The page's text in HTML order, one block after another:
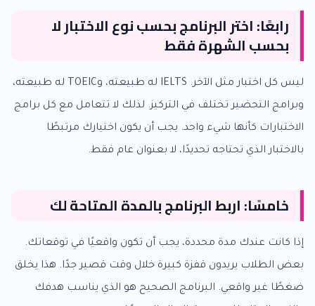
رابعًا: اختر البرنامج بحسب نوع الاختبار لا
بحسب الشهرة فقط
ليس كل اختبار مثل الآخر. IELTS له طبيعته، وTOEIC له طبيعته،
وبرامج التحضير تختلف في التركيز. لذلك لا تتعامل مع كل برامج
الاختبارات كأنها شيء واحد. يجب أن يكون اختيارك مرتبطًا
بالاختبار الذي تحتاجه تحديدًا، لا بعنوان عام فقط.
خامسًا: اربط البرنامج بالمدة المتاحة لك
إذا كانت عندك مدة محددة، يجب أن تكون واقعيًا في توقعاتك.
بعض الطلاب يريدون قفزة كبيرة خلال وقت قصير جدًا. هذا يخلق
ضغطًا غير واقعي. البرنامج الصحيح هو الذي يناسب هدفك